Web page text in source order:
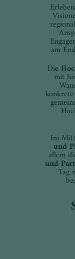
am
Die
mit
Im
und
allem
und
Tag